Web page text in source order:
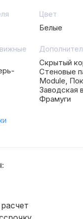
Цвет
Белые
Скрытый
Стеновые
Module,
Заводская
Фрамуги